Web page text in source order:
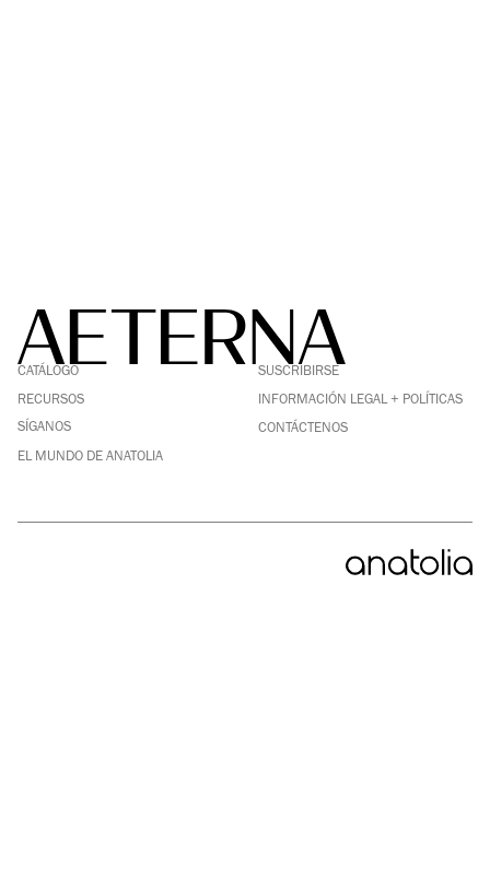
CATÁLOGO
SUSCRIBIRSE
RECURSOS
INFORMACIÓN LEGAL + POLÍTICAS
SÍGANOS
FACEBOOK
LINKEDIN
PINTEREST
YOUTUBE
CONTÁCTENOS
EL MUNDO DE ANATOLIA